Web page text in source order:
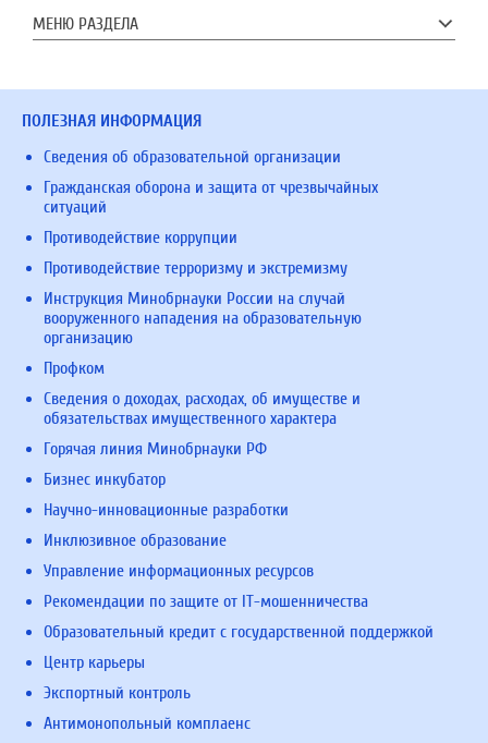
МЕНЮ РАЗДЕЛА
ПОЛЕЗНАЯ ИНФОРМАЦИЯ
Сведения об образовательной организации
Гражданская оборона и защита от чрезвычайных
ситуаций
Противодействие коррупции
Противодействие терроризму и экстремизму
Инструкция Минобрнауки России на случай
вооруженного нападения на образовательную
организацию
Профком
Сведения о доходах, расходах, об имуществе и
обязательствах имущественного характера
Горячая линия Минобрнауки РФ
Бизнес инкубатор
Научно-инновационные разработки
Инклюзивное образование
Управление информационных ресурсов
Рекомендации по защите от IT-мошенничества
Образовательный кредит с государственной поддержкой
Центр карьеры
Экспортный контроль
Антимонопольный комплаенс